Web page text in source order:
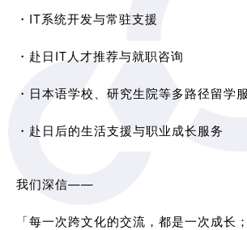
・IT系统开发与常驻支援
・赴日IT人才推荐与就职咨询
・日本语学校、研究生院等多路径留学
・赴日后的生活支援与职业成长服务
我们深信——
「每一次跨文化的交流，都是一次成长